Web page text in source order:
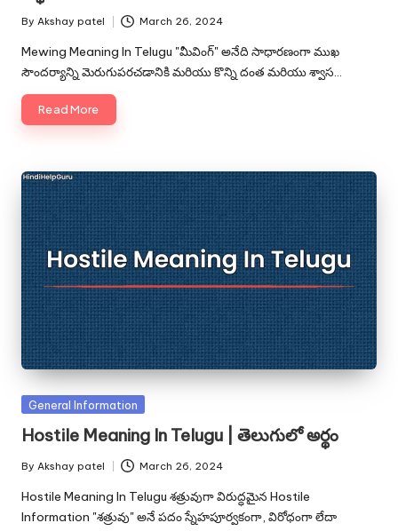
Posted
by
By Akshay patel March 26, 2024
Mewing Meaning In Telugu "మీవింగ్" అనేది సాధారణంగా ముఖ
సౌందర్యాన్ని మెరుగుపరచడానికి మరియు కొన్ని దంత మరియు శ్వాస…
Read More
Posted
General Information
Hostile Meaning In Telugu | తెలుగులో అర్థం
Posted
by
By Akshay patel March 26, 2024
Hostile Meaning In Telugu శత్రువుగా విరుద్ధమైన Hostile
Information "శత్రువు" అనే పదం స్నేహపూర్వకంగా, విరోధంగా లేదా